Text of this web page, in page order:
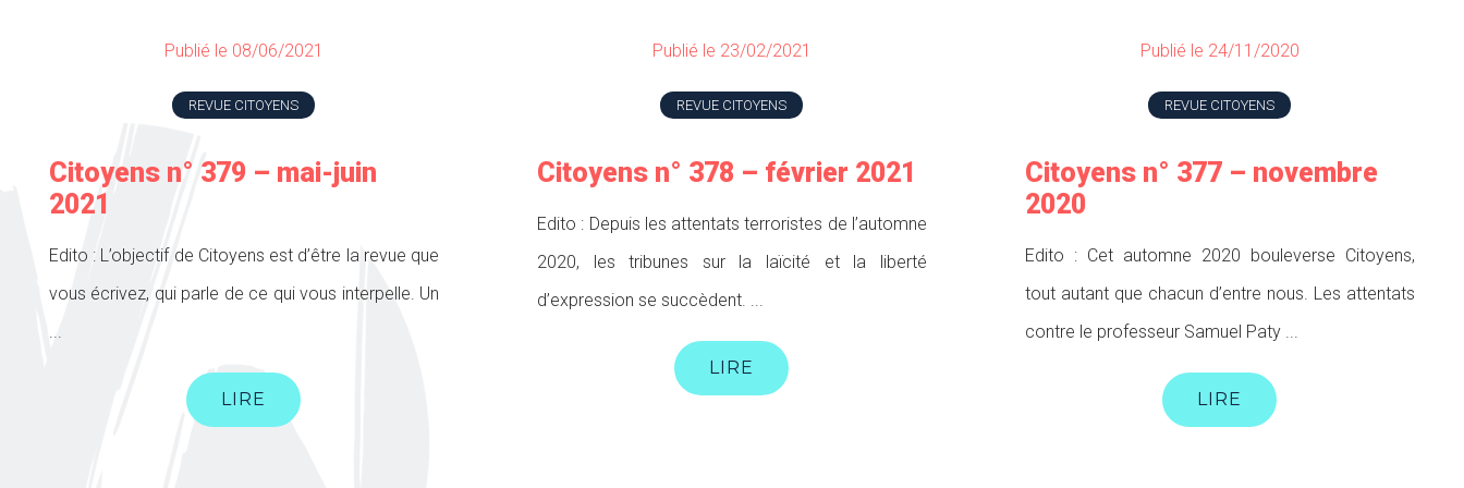
Publié le 08/06/2021
REVUE CITOYENS
Citoyens n° 379 – mai-juin
2021
Edito : L’objectif de Citoyens est d’être la revue que
vous écrivez, qui parle de ce qui vous interpelle. Un
...
LIRE
Publié le 23/02/2021
REVUE CITOYENS
Citoyens n° 378 – février 2021
Edito : Depuis les attentats terroristes de l’automne
2020, les tribunes sur la laïcité et la liberté
d’expression se succèdent. ...
LIRE
Publié le 24/11/2020
REVUE CITOYENS
Citoyens n° 377 – novembre
2020
Edito : Cet automne 2020 bouleverse Citoyens,
tout autant que chacun d’entre nous. Les attentats
contre le professeur Samuel Paty ...
LIRE